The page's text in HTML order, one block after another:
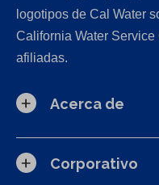
logotipos de Cal Water
California Water
afiliadas.
Acerca de
Corporativo